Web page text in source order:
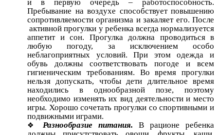
и в первую очередь – работоспособность.
Пребывание на воздухе способствует повышению
сопротивляемости организма и закаляет его. После
активной прогулки у ребенка всегда нормализуется
аппетит и сон. Прогулка должна проводиться в
любую погоду, за исключением особо
неблагоприятных условий. При этом одежда и
обувь должны соответствовать погоде и всем
гигиеническим требованиям. Во время прогулки
нельзя допускать, чтобы дети длительное время
находились в однообразной позе, поэтому
необходимо изменять их вид деятельности и место
игры. Хорошо сочетать прогулки со спортивными и
подвижными играми.
Разнообразие питания. В рационе ребенка